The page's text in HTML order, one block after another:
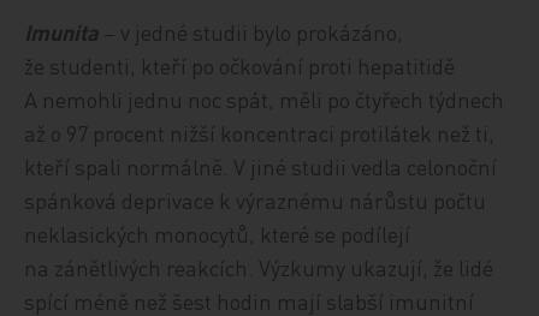
Imunita – v jedné studii bylo prokázáno,
že studenti, kteří po očkování proti hepatitidě
A nemohli jednu noc spát, měli po čtyřech týdnech
až o 97 procent nižší koncentraci protilátek než ti,
kteří spali normálně. V jiné studii vedla celonoční
spánková deprivace k výraznému nárůstu počtu
neklasických monocytů, které se podílejí
na zánětlivých reakcích. Výzkumy ukazují, že lidé
spící méně než šest hodin mají slabší imunitní